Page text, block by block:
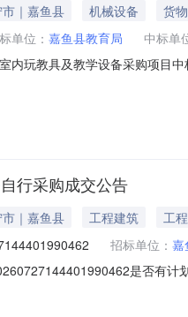
｜嘉鱼县 机械设备
货物
单位： 嘉鱼县教育局
中标单
内玩教具及教学设备采购项目
核心产品-班级材料超市中班品
行采购成交公告
｜嘉鱼县 工程建筑
工程
招标单位： 嘉
是否有计
以《湖北省建设工程监理与相